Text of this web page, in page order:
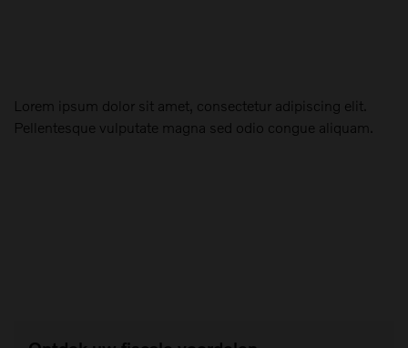
Lorem ipsum dolor sit amet, consectetur adipiscing elit.
Pellentesque vulputate magna sed odio congue aliquam.